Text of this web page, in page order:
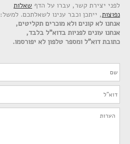
לפני יצירת קשר, עברו על הדף שאלות
נפוצות, ייתכן וכבר ענינו לשאלתכם. למשל:
אנחנו לא קונים ולא מוכרים תקליטים,
אנחנו עונים לפניות בדוא"ל בלבד,
כתובת דוא"ל ומספר טלפון לא יפורסמו.